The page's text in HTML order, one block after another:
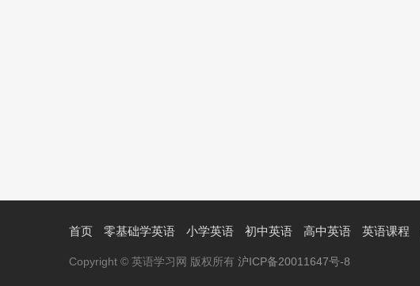
首页 零基础学英语 小学英语 初中英语 高中英语 英语课程
Copyright © 英语学习网 版权所有 沪ICP备20011647号-8